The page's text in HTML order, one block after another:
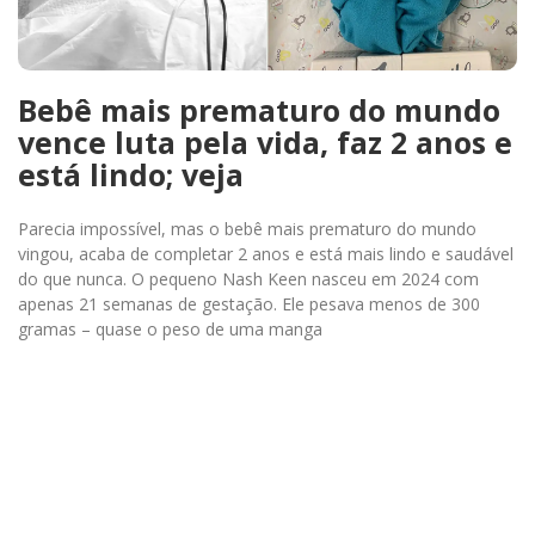
Bebê mais prematuro do mundo
vence luta pela vida, faz 2 anos e
está lindo; veja
Parecia impossível, mas o bebê mais prematuro do mundo
vingou, acaba de completar 2 anos e está mais lindo e saudável
do que nunca. O pequeno Nash Keen nasceu em 2024 com
apenas 21 semanas de gestação. Ele pesava menos de 300
gramas – quase o peso de uma manga